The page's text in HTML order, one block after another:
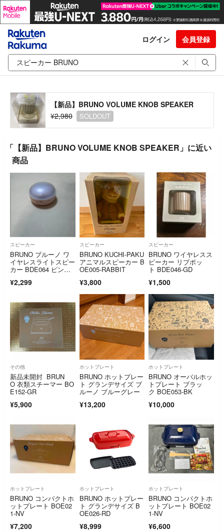
ログイン 会員登録
【新品】BRUNO VOLUME KNOB SPEAKER
¥2,980
SOLDOUT
「【新品】BRUNO VOLUME KNOB SPEAKER」に近い
商品
スピーカー
BRUNO ブルーノ ワ
イヤレスライトスピー
カー BDE064 ピンク
¥2,299
スピーカー
BRUNO KUCHI-PAKU
アニマルスピーカー B
OE005-RABBIT
¥3,800
スピーカー
BRUNO ワイヤレスス
ピーカー リブポッ
ト BDE046-GD
¥1,500
その他
新品未開封 BRUN
O 衣類スチーマー BO
E152-GR
¥5,900
ホットプレート
BRUNO ホットプレー
ト グランデサイズ ブ
ルーノ ブルーグレー
¥13,200
ホットプレート
BRUNO オーバルホッ
トプレート ブラッ
ク BOE053-BK
¥10,000
ホットプレート
BRUNO コンパクトホ
ットプレート BOE02
1-NV
¥7,200
ホットプレート
BRUNO ホットプレー
ト グランデサイズ B
OE026-RD
¥8,999
ホットプレート
BRUNO コンパクトホ
ットプレート BOE02
1-NV
¥6,600